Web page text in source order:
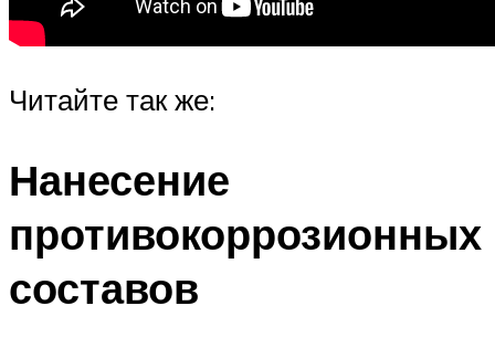
Читайте так же:
Нанесение
противокоррозионных
составов